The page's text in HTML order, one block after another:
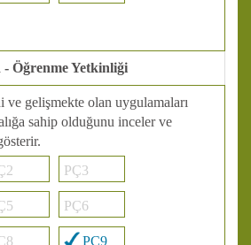
Yetkinliği
ve gelişmekte olan uygulamaları
sahip olduğunu inceler ve
PÇ3
PÇ6
PÇ9